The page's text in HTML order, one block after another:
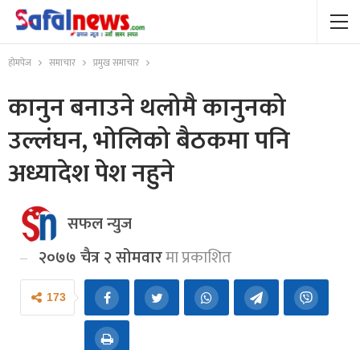
होमपेज समाचार प्रमुख समाचार
कानुन बनाउने थलोमै कानुनको
उल्लंघन, भोलिको बैठकमा पनि
अध्यादेश पेश नहुने
सफल न्युज
२०७७ चैत्र २ सोमवारमा प्रकाशित
173